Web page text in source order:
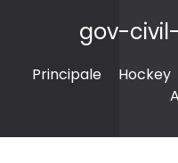
gov-
Principale Hockey